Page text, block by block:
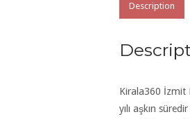
Description
Kirala360 İzmit
yılı aşkın